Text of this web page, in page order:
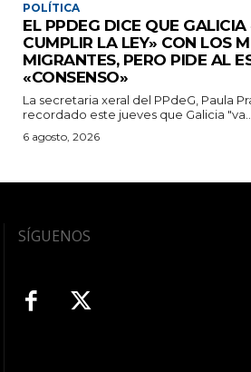
POLÍTICA
EL PPDEG DICE QUE
CUMPLIR LA LEY» CON LOS
MIGRANTES, PERO PIDE AL
«CONSENSO»
La secretaria xeral del PPdeG, Paula
recordado este jueves que Galicia "va...
6 agosto, 2026
SÍGUENOS